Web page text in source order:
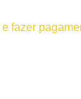
fazer